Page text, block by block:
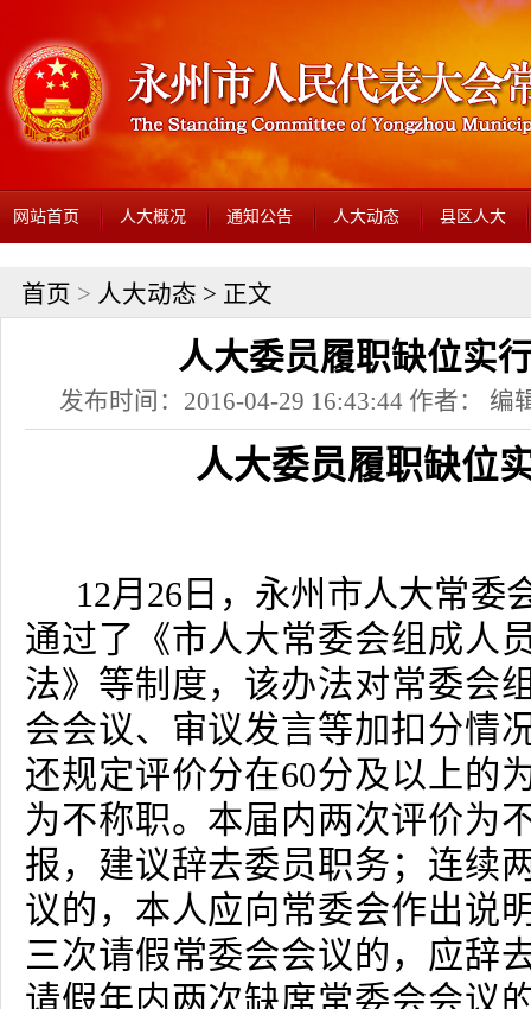
网站首页 人大概况 通知公告 人大动态 县区人大
首页 > 人大动态 > 正文
人大委员履职缺位实
发布时间：2016-04-29 16:43:44 作者： 编
人大委员履职缺位
12月 26 日 ，永州市人大常委
通过了《市人大常委会组成人
法》等制度，该办法对常委会
会会议、审议发言等加扣分情
还规定评价分在60分及以上的
为不称职。本届内两次评价为
报，建议辞去委员职务；连续
议的，本人应向常委会作出说
三次请假常委会会议的，应辞
请假年内两次缺席常委会会议